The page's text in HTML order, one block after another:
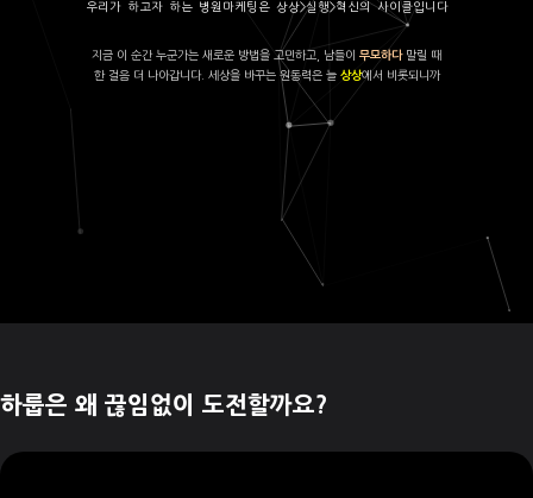
우리가 하고자 하는 병원마케팅은 상상>실행>혁신의 사이클입니다
지금 이 순간 누군가는 새로운 방법을 고민하고, 남들이 무모하다말릴 때
한 걸음 더 나아갑니다. 세상을 바꾸는 원동력은 늘 상상에서 비롯되니까
하룹은 왜 끊임없이 도전할까요?